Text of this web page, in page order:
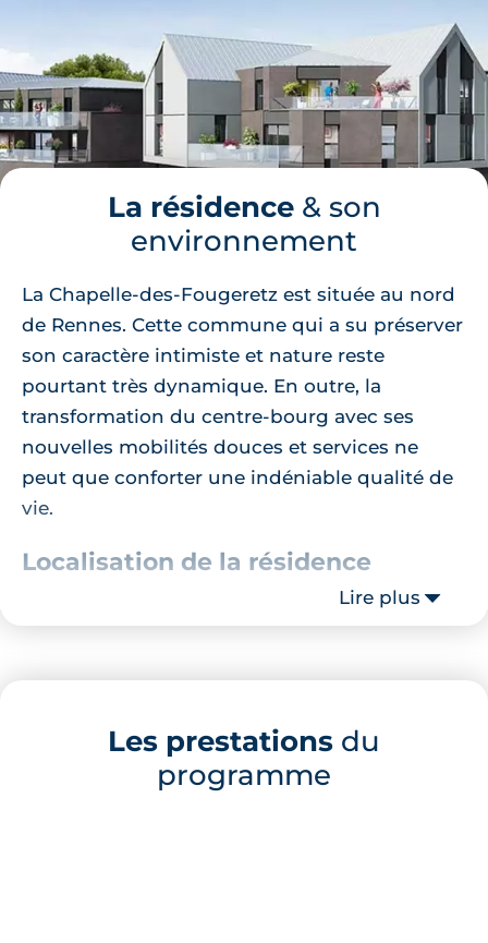
La résidence& son
environnement
La Chapelle-des-Fougeretz est située au nord
de Rennes. Cette commune qui a su préserver
son caractère intimiste et nature reste
pourtant très dynamique. En outre, la
transformation du centre-bourg avec ses
nouvelles mobilités douces et services ne
peut que conforter une indéniable qualité de
vie.
Localisation de la résidence
La résidence se situe en face de l'église néo-
place de la mairie. Le centre-ville de Rennes
kilomètres.
Description de la résidence
Lire plus
Les prestations du
programme